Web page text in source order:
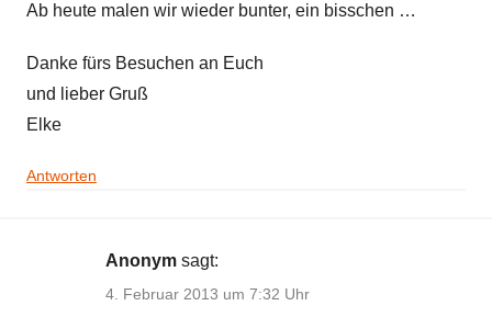
Ab heute malen wir wieder bunter, ein bisschen …
Danke fürs Besuchen an Euch
und lieber Gruß
Elke
Antworten
Anonym sagt:
4. Februar 2013 um 7:32 Uhr